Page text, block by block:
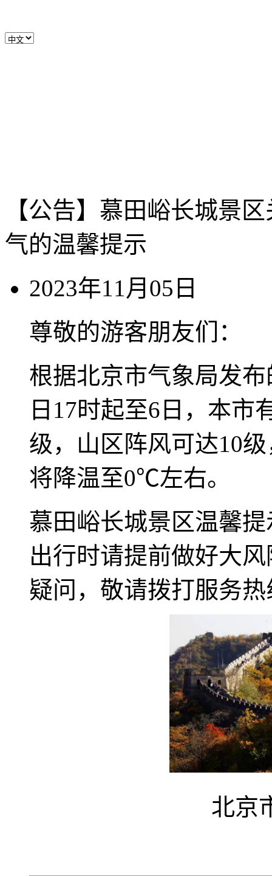
【公告】慕田峪长城景
气的温馨提示
2023年11月05日
尊敬的游客朋友们：
根据北京市气象局发
日17时起至6日，本市
级，山区阵风可达10
将降温至0℃左右。
慕田峪长城景区温馨
出行时请提前做好大
疑问，敬请拨打服务热
北京